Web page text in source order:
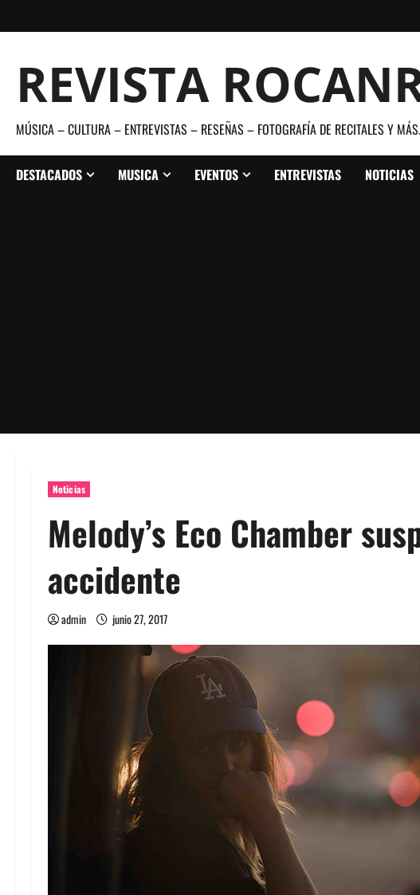
al
REVISTA
MÚSICA – CULTURA – ENTREVISTAS – RESEÑAS – FOTOGRAFÍA DE RECITALES Y
DESTACADOS MUSICA EVENTOS ENTREVISTAS NOTICIAS
Noticias
Melody’s Eco Chamber
accidente
admin junio 27, 2017